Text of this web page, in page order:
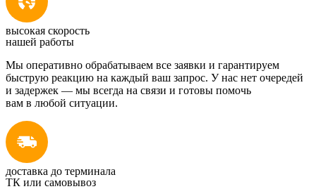
высокая скорость
нашей работы
Мы оперативно обрабатываем все заявки и гарантируем
быструю реакцию на каждый ваш запрос. У нас нет очередей
и задержек — мы всегда на связи и готовы помочь
вам в любой ситуации.
доставка до терминала
ТК или самовывоз